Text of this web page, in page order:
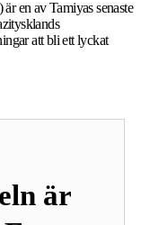
en av Tamiyas senaste
att bli ett lyckat
är